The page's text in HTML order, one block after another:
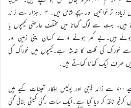
۵۰؍ہزارلوگ بے گھر ہو گئے ہیں، جن میں زیادہ تر خواتین اور بچے شامل ہیں۔ ۱۳؍ہزار سے زائد
بہت سے لوگ گھانا میں مختلف عارضی کیمپوں یا
ہیں۔بے گھر ہونے والے کسان اپنی زمین اور
خوراک کی قلت کا خدشہ ہے۔کیمپوں میں خوراک کی
صرف ایک کھانا کھاتے ہیں۔
حکومت نےحالات سنبھالنے کے لیے ۷۰۰ سے زائد فوجی اور پولیس اہلکار تعینات کیے ہیں
کرفیو نافذ کر دیا گیا ہے۔ایک سات رکنی کمیٹی بنائی گئی